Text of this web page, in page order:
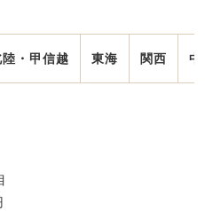
陸・甲信越 東海 関西 中